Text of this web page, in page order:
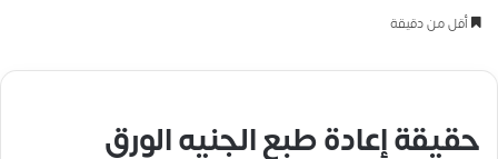
أقل من دقيقة
حقيقة إعادة طبع الجنيه الورق